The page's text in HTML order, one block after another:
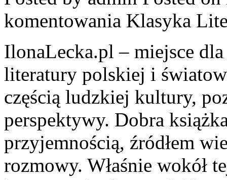
komentowania Klasyka
IlonaLecka.pl – miejsce
literatury polskiej i
częścią ludzkiej kultury,
perspektywy. Dobra
przyjemnością, źródłem
rozmowy. Właśnie wokół